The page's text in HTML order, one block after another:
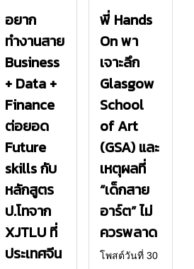
อยาก
ทำงานสาย
Business
+ Data +
Finance
ต่อยอด
Future
skills กับ
หลักสูตร
ป.โทจาก
XJTLU ที่
ประเทศจีน
พี่ Hands
On พา
เจาะลึก
Glasgow
School
of Art
(GSA) และ
เหตุผลที่
“เด็กสาย
อาร์ต” ไม่
ควรพลาด
โพสต์วันที่ 30